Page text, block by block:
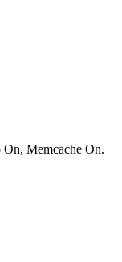
On, Memcache On.